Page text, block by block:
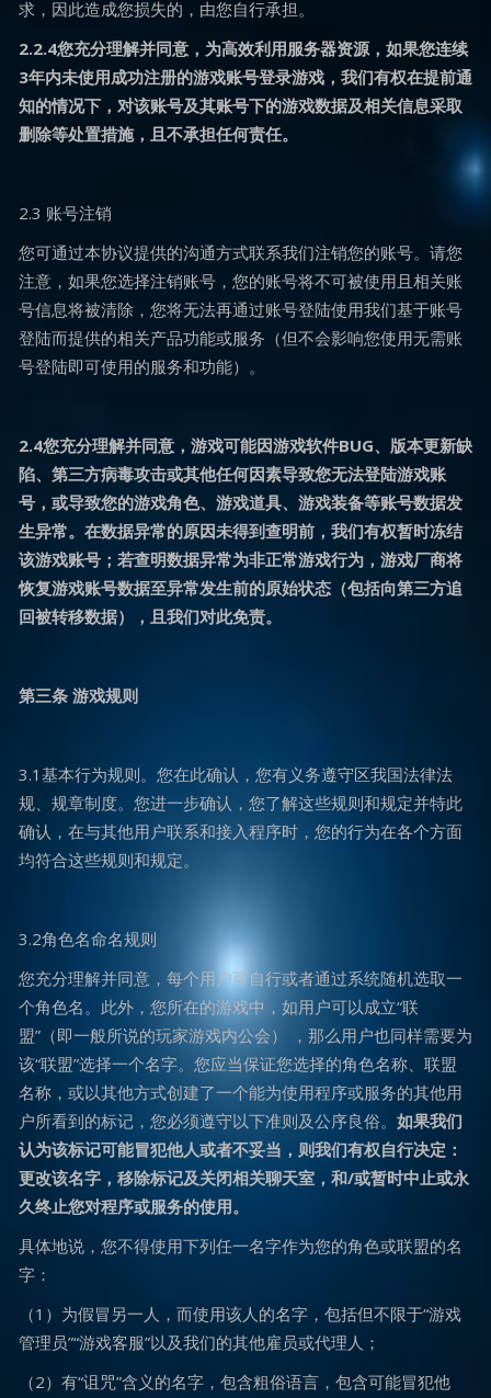
求，因此造成您损失的，由您自行承担。
2.2.4您充分理解并同意，为高效利用服务器资源，如果您连续
3年内未使用成功注册的游戏账号登录游戏，我们有权在提前通
知的情况下，对该账号及其账号下的游戏数据及相关信息采取
删除等处置措施，且不承担任何责任。
2.3 账号注销
您可通过本协议提供的沟通方式联系我们注销您的账号。请您
注意，如果您选择注销账号，您的账号将不可被使用且相关账
号信息将被清除，您将无法再通过账号登陆使用我们基于账号
登陆而提供的相关产品功能或服务（但不会影响您使用无需账
号登陆即可使用的服务和功能）。
2.4您充分理解并同意，游戏可能因游戏软件BUG、版本更新缺
陷、第三方病毒攻击或其他任何因素导致您无法登陆游戏账
号，或导致您的游戏角色、游戏道具、游戏装备等账号数据发
生异常。在数据异常的原因未得到查明前，我们有权暂时冻结
该游戏账号；若查明数据异常为非正常游戏行为，游戏厂商将
恢复游戏账号数据至异常发生前的原始状态（包括向第三方追
回被转移数据），且我们对此免责。
第三条 游戏规则
3.1基本行为规则。您在此确认，您有义务遵守区我国法律法
规、规章制度。您进一步确认，您了解这些规则和规定并特此
确认，在与其他用户联系和接入程序时，您的行为在各个方面
均符合这些规则和规定。
3.2角色名命名规则
您充分理解并同意，每个用户可自行或者通过系统随机选取一
个角色名。此外，您所在的游戏中，如用户可以成立“联
盟”（即一般所说的玩家游戏内公会） ，那么用户也同样需要为
该“联盟”选择一个名字。您应当保证您选择的角色名称、联盟
名称，或以其他方式创建了一个能为使用程序或服务的其他用
户所看到的标记，您必须遵守以下准则及公序良俗。 如果我们
认为该标记可能冒犯他人或者不妥当，则我们有权自行决定：
更改该名字，移除标记及关闭相关聊天室，和/或暂时中止或永
久终止您对程序或服务的使用。
具体地说，您不得使用下列任一名字作为您的角色或联盟的名
字：
（1）为假冒另一人，而使用该人的名字，包括但不限于“游戏
管理员”“游戏客服”以及我们的其他雇员或代理人；
（2）有“诅咒”含义的名字，包含粗俗语言，包含可能冒犯他